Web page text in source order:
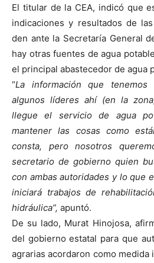
El titular de la CEA, indicó que
indicaciones y resultados de
den ante la Secretaría General
hay otras fuentes de agua
el principal abastecedor de agua
“La información que
algunos líderes ahí (en la
llegue el servicio de agua
mantener las cosas como
consta, pero nosotros
secretario de gobierno quien
con ambas autoridades y lo que
iniciará trabajos de
hidráulica”, apuntó.
De su lado, Murat Hinojosa,
del gobierno estatal para que
agrarias acordaron como medida